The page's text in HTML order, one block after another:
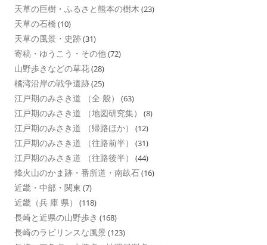
天草の巨樹・ふるさと熊本の樹木 (23)
天草の石橋 (10)
天草の風景・史跡(31)
寄稿・ゆうこう・その他(72)
山野歩きなどの草花(28)
橘湾沿岸の戦争遺跡(25)
江戸期のみさき道 （全 般） (63)
江戸期のみさき道 （地図研究集） (8)
江戸期のみさき道 （帰路ほか） (12)
江戸期のみさき道 （往路前半） (31)
江戸期のみさき道 （往路後半） (44)
烽火山のかま跡・番所道・南畝石(16)
近畿・中部・関東 (7)
近畿（兵 庫 県） (118)
長崎と近県の山野歩き (168)
長崎のラビリンスな風景 (123)